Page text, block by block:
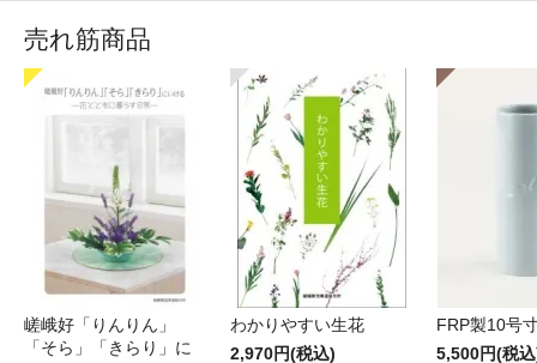
売れ筋商品
嵯峨好「りんりん」
「そら」「きらり」に
わかりやすい生花
2,970円(税込)
FRP製10号
5,500円(税